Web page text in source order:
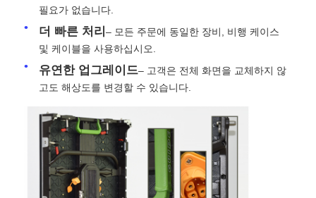
제품
비디오
회사 소개
공장 견학
필요가 없습니다.
더 빠른 처리– 모든 주문에 동일한 장비, 비행 케이스
및 케이블을 사용하십시오.
유연한 업그레이드– 고객은 전체 화면을 교체하지 않
고도 해상도를 변경할 수 있습니다.